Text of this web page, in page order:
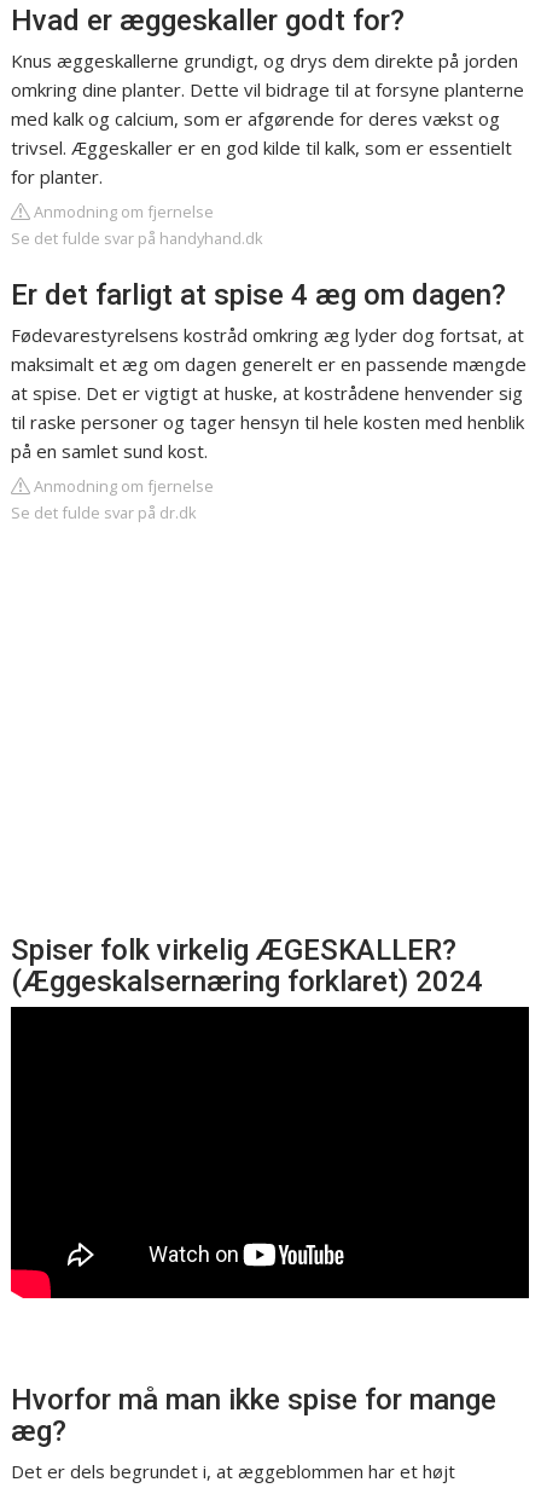
Hvad er æggeskaller godt for?
Knus æggeskallerne grundigt, og drys dem direkte på jorden
omkring dine planter. Dette vil bidrage til at forsyne planterne
med kalk og calcium, som er afgørende for deres vækst og
trivsel. Æggeskaller er en god kilde til kalk, som er essentielt
for planter.
Anmodning om fjernelse
Se det fulde svar på handyhand.dk
Er det farligt at spise 4 æg om dagen?
Fødevarestyrelsens kostråd omkring æg lyder dog fortsat, at
maksimalt et æg om dagen generelt er en passende mængde
at spise. Det er vigtigt at huske, at kostrådene henvender sig
til raske personer og tager hensyn til hele kosten med henblik
på en samlet sund kost.
Anmodning om fjernelse
Se det fulde svar på dr.dk
Spiser folk virkelig ÆGESKALLER?
(Æggeskalsernæring forklaret) 2024
Hvorfor må man ikke spise for mange
æg?
Det er dels begrundet i, at æggeblommen har et højt